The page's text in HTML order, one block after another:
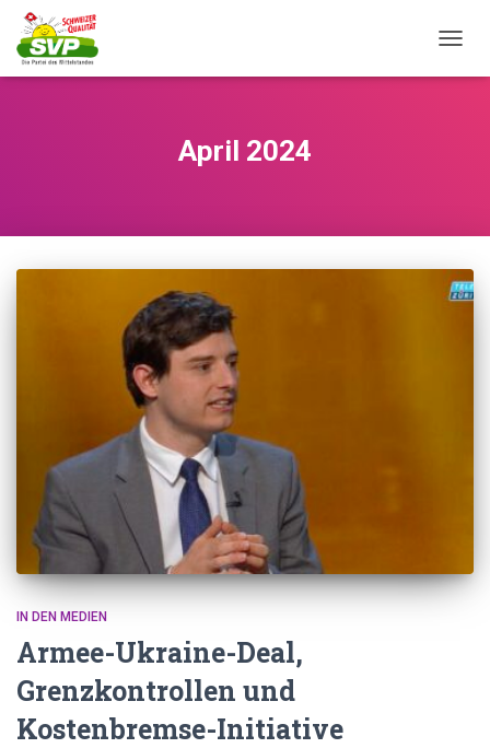
April 2024
IN DEN MEDIEN
Armee-Ukraine-Deal,
Grenzkontrollen und
Kostenbremse-Initiative